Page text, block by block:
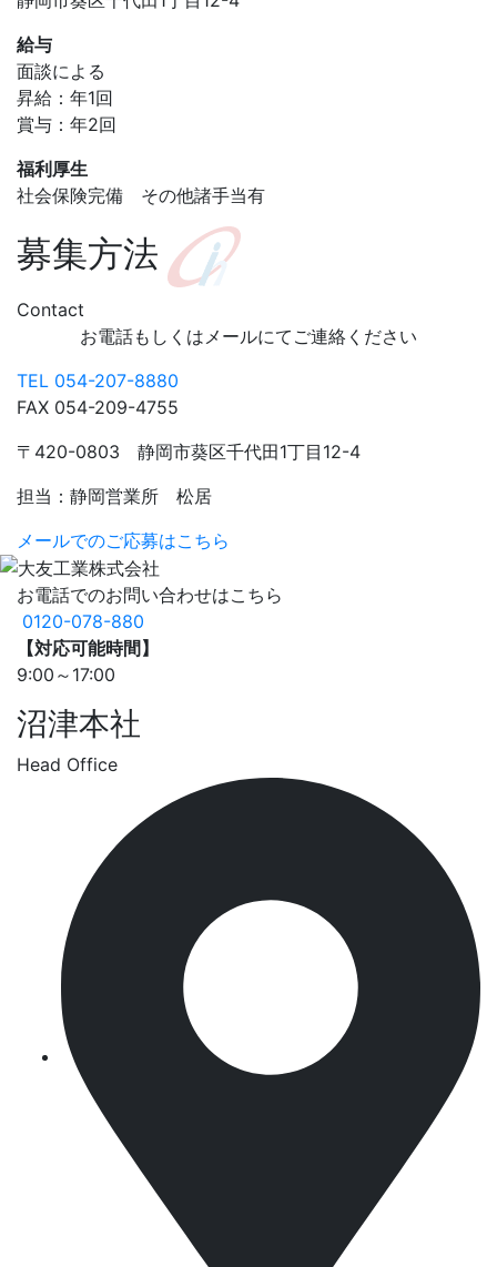
給与
面談による
昇給：年1回
賞与：年2回
福利厚生
社会保険完備 その他諸手当有
募集方法
Contact
お電話もしくはメールにてご連絡ください
TEL 054-207-8880
FAX 054-209-4755
〒420-0803 静岡市葵区千代田1丁目12-4
担当：静岡営業所 松居
メールでのご応募はこちら
お電話でのお問い合わせはこちら
0120-078-880
【対応可能時間】
9:00～17:00
沼津本社
Head Office